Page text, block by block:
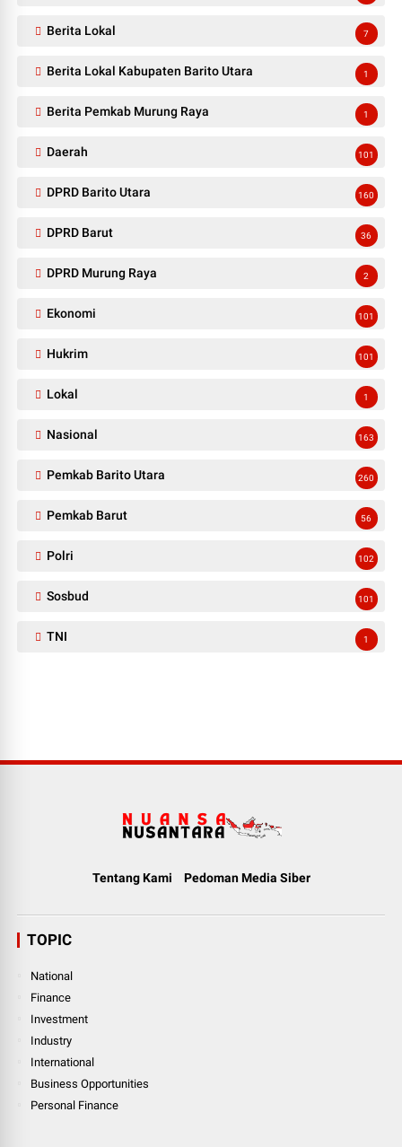
Berita Lokal 7
Berita Lokal Kabupaten Barito Utara 1
Berita Pemkab Murung Raya 1
Daerah 101
DPRD Barito Utara 160
DPRD Barut 36
DPRD Murung Raya 2
Ekonomi 101
Hukrim 101
Lokal 1
Nasional 163
Pemkab Barito Utara 260
Pemkab Barut 56
Polri 102
Sosbud 101
TNI 1
Tentang Kami Pedoman Media Siber
TOPIC
National
Finance
Investment
Industry
International
Business Opportunities
Personal Finance